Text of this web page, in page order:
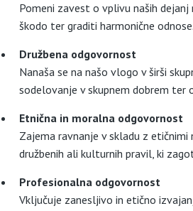
Pomeni zavest o vplivu naših
škodo ter graditi harmonične odnose.
Družbena odgovornost
Nanaša se na našo vlogo v širši
sodelovanje v skupnem dobrem ter
Etnična in moralna odgovornost
Zajema ravnanje v skladu z
družbenih ali kulturnih pravil, ki
Profesionalna odgovornost
Vključuje zanesljivo in etično